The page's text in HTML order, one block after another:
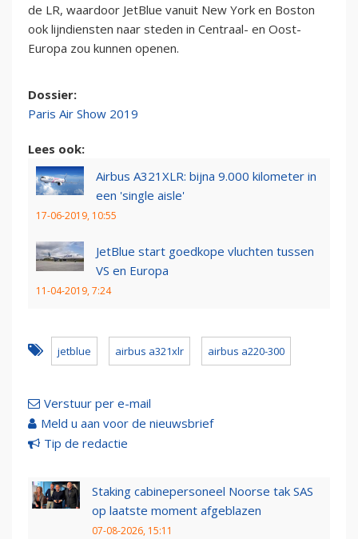
de LR, waardoor JetBlue vanuit New York en Boston
ook lijndiensten naar steden in Centraal- en Oost-
Europa zou kunnen openen.
Dossier:
Paris Air Show 2019
Lees ook:
Airbus A321XLR: bijna 9.000 kilometer in
een 'single aisle'
17-06-2019, 10:55
JetBlue start goedkope vluchten tussen
VS en Europa
11-04-2019, 7:24
jetblue airbus a321xlr airbus a220-300
Verstuur per e-mail
Meld u aan voor de nieuwsbrief
Tip de redactie
Staking cabinepersoneel Noorse tak SAS
op laatste moment afgeblazen
07-08-2026, 15:11